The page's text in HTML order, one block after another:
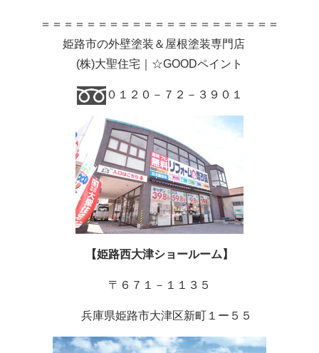
＝＝＝＝＝＝＝＝＝＝＝＝＝＝＝＝＝＝＝＝＝
姫路市の外壁塗装＆屋根塗装専門店
(株)大聖住宅｜☆GOODペイント
０１２０－７２－３９０１
【姫路西大津ショールーム】
〒６７１－１１３５
兵庫県姫路市大津区新町１ー５５